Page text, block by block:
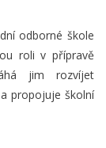
odborné škole
roli v přípravě
jim rozvíjet
propojuje školní